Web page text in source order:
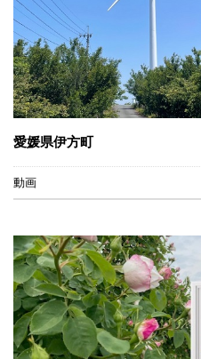
愛媛県伊方町
動画